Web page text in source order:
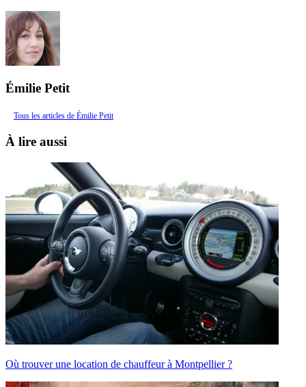
Émilie Petit
Tous les articles de Émilie Petit
À lire aussi
Où trouver une location de chauffeur à Montpellier ?